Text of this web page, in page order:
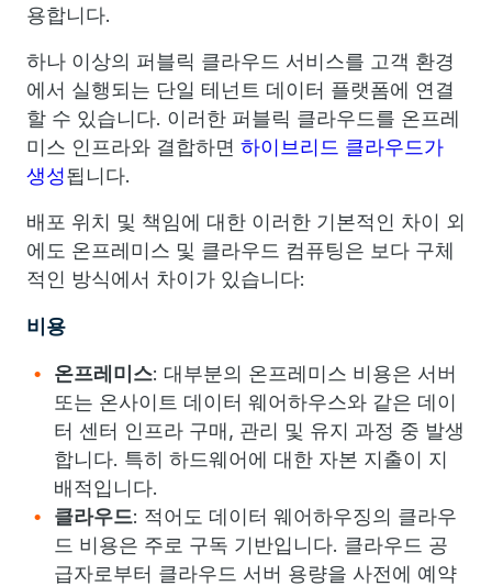
용합니다.
하나 이상의 퍼블릭 클라우드 서비스를 고객 환경
에서 실행되는 단일 테넌트 데이터 플랫폼에 연결
할 수 있습니다. 이러한 퍼블릭 클라우드를 온프레
미스 인프라와 결합하면 하이브리드 클라우드가
생성됩니다.
배포 위치 및 책임에 대한 이러한 기본적인 차이 외
에도 온프레미스 및 클라우드 컴퓨팅은 보다 구체
적인 방식에서 차이가 있습니다:
비용
온프레미스: 대부분의 온프레미스 비용은 서버
또는 온사이트 데이터 웨어하우스와 같은 데이
터 센터 인프라 구매, 관리 및 유지 과정 중 발생
합니다. 특히 하드웨어에 대한 자본 지출이 지
배적입니다.
클라우드: 적어도 데이터 웨어하우징의 클라우
드 비용은 주로 구독 기반입니다. 클라우드 공
급자로부터 클라우드 서버 용량을 사전에 예약